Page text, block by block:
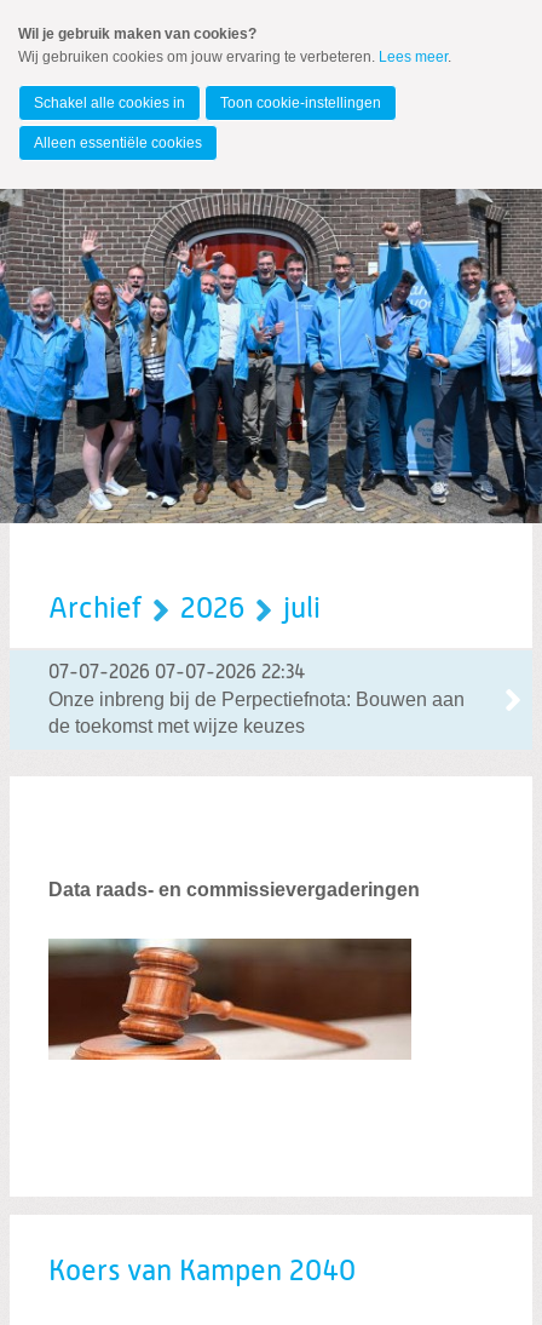
naar
Spring
de
inhoud
Spring
naar
hoofdmenu
Kampen
MENU
CAMPAGNE-G.R.2026
Zoeken:
Zoeken
Archief 2026 juli
07-07-2026 07-07-2026 22:34
Onze inbreng bij de Perpectiefnota: Bouwen aan
de toekomst met wijze keuzes
Data raads- en commissievergaderingen
Koers van Kampen 2040
Wil je gebruik maken van cookies?
Wij gebruiken cookies om jouw ervaring te verbeteren. Lees meer.
Schakel alle cookies in Toon cookie-instellingen
Alleen essentiële cookies